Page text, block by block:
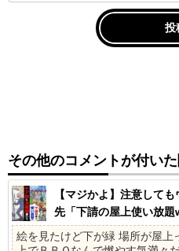
その他のコメントが付い
【マジかよ】注意して
先「下請の屋上使い放
ヶ月の社員旅行に
絵を見たけど下が緑 場所が屋